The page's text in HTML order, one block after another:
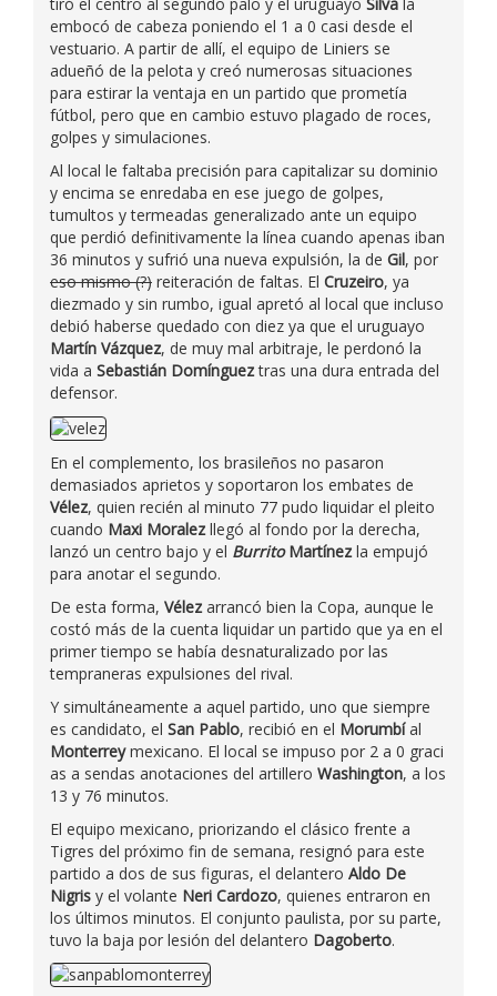
tiró el centro al segundo palo y el uruguayo Silva la
embocó de cabeza poniendo el 1 a 0 casi desde el
vestuario. A partir de allí, el equipo de Liniers se
adueñó de la pelota y creó numerosas situaciones
para estirar la ventaja en un partido que prometía
fútbol, pero que en cambio estuvo plagado de roces,
golpes y simulaciones.
Al local le faltaba precisión para capitalizar su dominio
y encima se enredaba en ese juego de golpes,
tumultos y termeadas generalizado ante un equipo
que perdió definitivamente la línea cuando apenas iban
36 minutos y sufrió una nueva expulsión, la de Gil, por
eso mismo (?) reiteración de faltas. El Cruzeiro, ya
diezmado y sin rumbo, igual apretó al local que incluso
debió haberse quedado con diez ya que el uruguayo
Martín Vázquez, de muy mal arbitraje, le perdonó la
vida a Sebastián Domíngueztras una dura entrada del
defensor.
En el complemento, los brasileños no pasaron
demasiados aprietos y soportaron los embates de
Vélez, quien recién al minuto 77 pudo liquidar el pleito
cuando Maxi Moralez llegó al fondo por la derecha,
lanzó un centro bajo y el BurritoMartínez la empujó
para anotar el segundo.
De esta forma, Vélez arrancó bien la Copa, aunque le
costó más de la cuenta liquidar un partido que ya en el
primer tiempo se había desnaturalizado por las
tempraneras expulsiones del rival.
Y simultáneamente a aquel partido, uno que siempre
es candidato, el San Pablo, recibió en el Morumbíal
Monterreymexicano. El local se impuso por 2 a 0 graci
as a sendas anotaciones del artillero Washington, a los
13 y 76 minutos.
El equipo mexicano, priorizando el clásico frente a
Tigres del próximo fin de semana, resignó para este
partido a dos de sus figuras, el delantero Aldo De
Nigris y el volante Neri Cardozo, quienes entraron en
los últimos minutos. El conjunto paulista, por su parte,
tuvo la baja por lesión del delantero Dagoberto.